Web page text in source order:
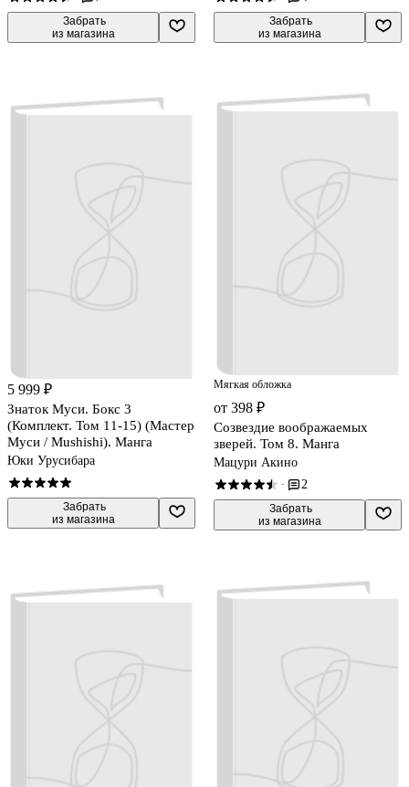
Забрать
из магазина
Забрать
из магазина
5 999 ₽
Знаток Муси. Бокс 3
(Комплект. Том 11-15) (Мастер
Муси / Mushishi). Манга
Юки Урусибара
Забрать
из магазина
Мягкая обложка
от 398 ₽
Созвездие воображаемых
зверей. Том 8. Манга
Мацури Акино
· 2
Забрать
из магазина